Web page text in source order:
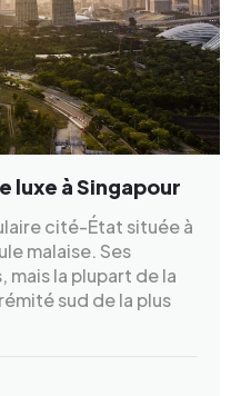
luxe à Singapour
cité-État située à
malaise. Ses
la plupart de la
sud de la plus